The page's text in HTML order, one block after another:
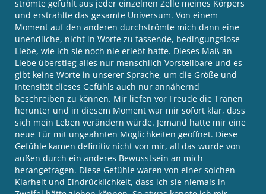
strömte gefühlt aus jeder einzelnen Zelle meines Körpers
und erstrahlte das gesamte Universum. Von einem
Moment auf den anderen durchströmte mich dann eine
unendliche, nicht in Worte zu fassende, bedingungslose
Liebe, wie ich sie noch nie erlebt hatte. Dieses Maß an
Liebe überstieg alles nur menschlich Vorstellbare und es
gibt keine Worte in unserer Sprache, um die Größe und
Intensität dieses Gefühls auch nur annähernd
beschreiben zu können. Mir liefen vor Freude die Tränen
herunter und in diesem Moment war mir sofort klar, dass
sich mein Leben verändern würde. Jemand hatte mir eine
neue Tür mit ungeahnten Möglichkeiten geöffnet. Diese
Gefühle kamen definitiv nicht von mir, all das wurde von
außen durch ein anderes Bewusstsein an mich
herangetragen. Diese Gefühle waren von einer solchen
Klarheit und Eindrücklichkeit, dass ich sie niemals in